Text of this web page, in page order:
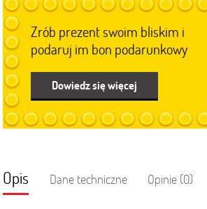
Zrób prezent swoim bliskim i
podaruj im bon podarunkowy
Dowiedz się więcej
Opis Dane techniczne Opinie (0)